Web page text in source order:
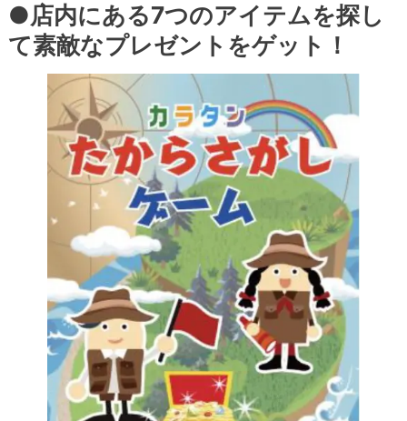
●店内にある7つのアイテムを探し
て素敵なプレゼントをゲット！